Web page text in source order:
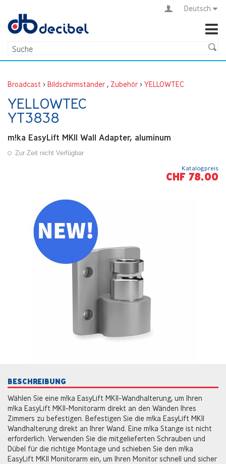
Deutsch
Broadcast > Bildschirmständer , Zubehör > YELLOWTEC
YELLOWTEC
YT3838
m!ka EasyLift MKII Wall Adapter, aluminum
Zur Zeit nicht Verfügbar
Katalogpreis
CHF 78.00
BESCHREIBUNG
Wählen Sie eine m!ka EasyLift MKII-Wandhalterung, um Ihren
m!ka EasyLift MKII-Monitorarm direkt an den Wänden Ihres
Zimmers zu befestigen. Befestigen Sie die m!ka EasyLift MKII
Wandhalterung direkt an Ihrer Wand. Eine m!ka Stange ist nicht
erforderlich. Verwenden Sie die mitgelieferten Schrauben und
Dübel für die richtige Montage und schieben Sie den m!ka
EasyLift MKII Monitorarm ein, um Ihren Monitor schnell und sicher